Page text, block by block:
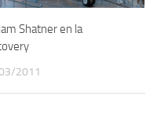
Shatner en la
2011